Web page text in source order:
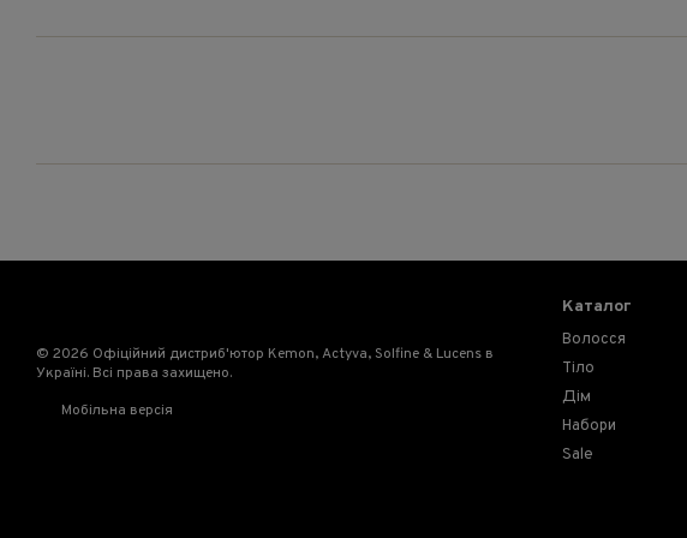
© 2026 Офіційний дистриб'ютор Kemon, Actyva, Solfine & Lucens в
Україні. Всі права захищено.
Мобільна версія
Каталог
Волосся
Тіло
Дім
Набори
Sale